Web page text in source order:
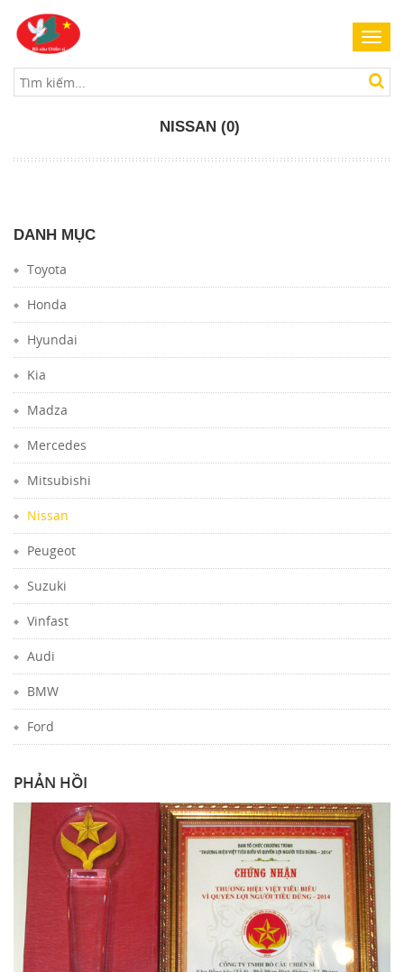
NISSAN (0)
DANH MỤC
Toyota
Honda
Hyundai
Kia
Madza
Mercedes
Mitsubishi
Nissan
Peugeot
Suzuki
Vinfast
Audi
BMW
Ford
PHẢN HỒI